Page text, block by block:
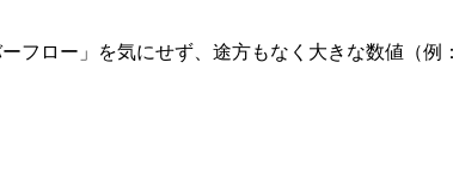
ロー」を気にせず、途方もなく大きな数値（例